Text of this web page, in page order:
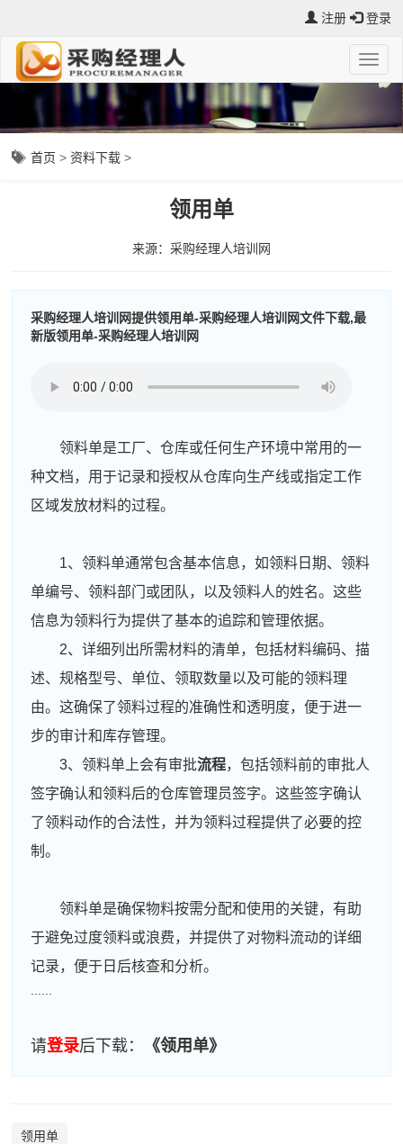
注册 登录
首页 >资料下载 >
领用单
来源：采购经理人培训网
采购经理人培训网提供领用单-采购经理人培训网文件下载,最
新版领用单-采购经理人培训网
领料单是工厂、仓库或任何生产环境中常用的一
种文档，用于记录和授权从仓库向生产线或指定工作
区域发放材料的过程。
1、领料单通常包含基本信息，如领料日期、领料
单编号、领料部门或团队，以及领料人的姓名。这些
信息为领料行为提供了基本的追踪和管理依据。
2、详细列出所需材料的清单，包括材料编码、描
述、规格型号、单位、领取数量以及可能的领料理
由。这确保了领料过程的准确性和透明度，便于进一
步的审计和库存管理。
3、领料单上会有审批流程，包括领料前的审批人
签字确认和领料后的仓库管理员签字。这些签字确认
了领料动作的合法性，并为领料过程提供了必要的控
制。
领料单是确保物料按需分配和使用的关键，有助
于避免过度领料或浪费，并提供了对物料流动的详细
记录，便于日后核查和分析。
请登录后下载： 《领用单》
领用单
刘** 186****4355 2026-08-06
程** 137****3618
陈* 186****2741
李** 139****7338 2026-08-05